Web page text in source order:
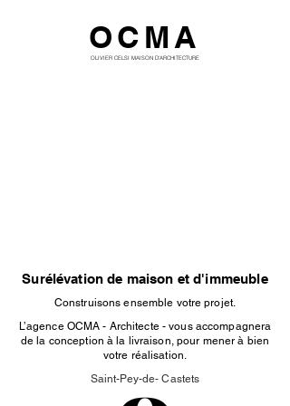
OCMA
OLIVIER CELSI MAISON D'ARCHITECTURE
Surélévation de maison et d'immeuble
Construisons ensemble votre projet.
L’agence OCMA - Architecte - vous accompagnera
de la conception à la livraison, pour mener à bien
votre réalisation.
Saint-Pey-de- Castets